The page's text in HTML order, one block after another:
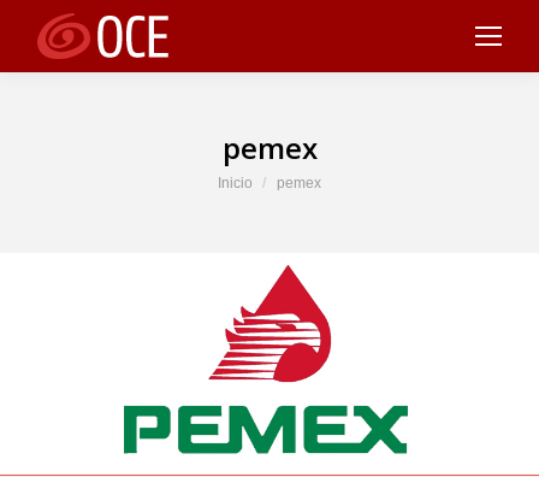
pemex
Estás aquí:
Inicio pemex